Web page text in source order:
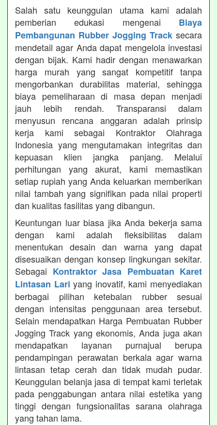
Salah satu keunggulan utama kami adalah
pemberian edukasi mengenai Biaya
Pembangunan Rubber Jogging Track secara
mendetail agar Anda dapat mengelola investasi
dengan bijak. Kami hadir dengan menawarkan
harga murah yang sangat kompetitif tanpa
mengorbankan durabilitas material, sehingga
biaya pemeliharaan di masa depan menjadi
jauh lebih rendah. Transparansi dalam
menyusun rencana anggaran adalah prinsip
kerja kami sebagai Kontraktor Olahraga
Indonesia yang mengutamakan integritas dan
kepuasan klien jangka panjang. Melalui
perhitungan yang akurat, kami memastikan
setiap rupiah yang Anda keluarkan memberikan
nilai tambah yang signifikan pada nilai properti
dan kualitas fasilitas yang dibangun.
Keuntungan luar biasa jika Anda bekerja sama
dengan kami adalah fleksibilitas dalam
menentukan desain dan warna yang dapat
disesuaikan dengan konsep lingkungan sekitar.
Sebagai Kontraktor Jasa Pembuatan Karet
Lintasan Lari yang inovatif, kami menyediakan
berbagai pilihan ketebalan rubber sesuai
dengan intensitas penggunaan area tersebut.
Selain mendapatkan Harga Pembuatan Rubber
Jogging Track yang ekonomis, Anda juga akan
mendapatkan layanan purnajual berupa
pendampingan perawatan berkala agar warna
lintasan tetap cerah dan tidak mudah pudar.
Keunggulan belanja jasa di tempat kami terletak
pada penggabungan antara nilai estetika yang
tinggi dengan fungsionalitas sarana olahraga
yang tahan lama.